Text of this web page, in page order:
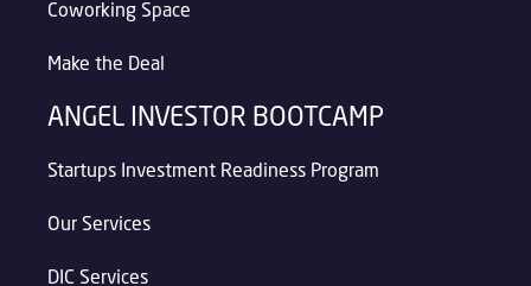
Coworking Space
Make the Deal
ANGEL INVESTOR BOOTCAMP
Startups Investment Readiness Program
Our Services
DIC Services